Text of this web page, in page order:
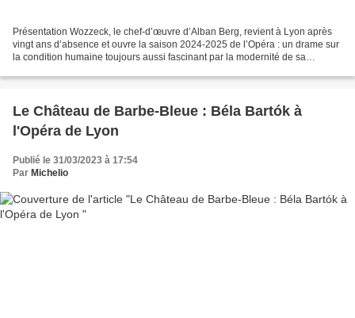
Présentation Wozzeck, le chef-d’œuvre d’Alban Berg, revient à Lyon après
vingt ans d’absence et ouvre la saison 2024-2025 de l’Opéra : un drame sur
la condition humaine toujours aussi fascinant par la modernité de sa
Le Château de Barbe-Bleue : Béla Bartók à
l'Opéra de Lyon
Publié le 31/03/2023 à 17:54
Par Michelio